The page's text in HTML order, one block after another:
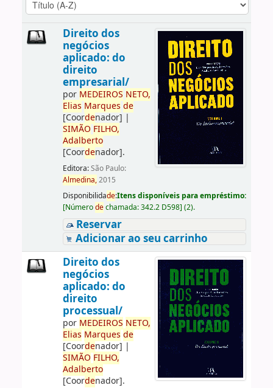
Direito dos
negócios
aplicado: do
direito
empresarial/
por MEDEIROS NETO,
Elias Marques de
[Coordenador] |
SIMÃO FILHO,
Adalberto
[Coordenador].
Editora:São Paulo:
Almedina,2015
Disponibilidade:Itens disponíveis para empréstimo:
[Númerodechamada:342.2 D598] (2).
Reservar
Adicionar ao seu carrinho
Direito dos
negócios
aplicado: do
direito
processual/
por MEDEIROS NETO,
Elias Marques de
[Coordenador] |
SIMÃO FILHO,
Adalberto
[Coordenador].